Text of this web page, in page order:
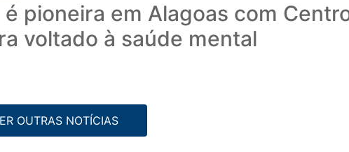
pioneira em Alagoas com
voltado à saúde mental
OUTRAS NOTÍCIAS